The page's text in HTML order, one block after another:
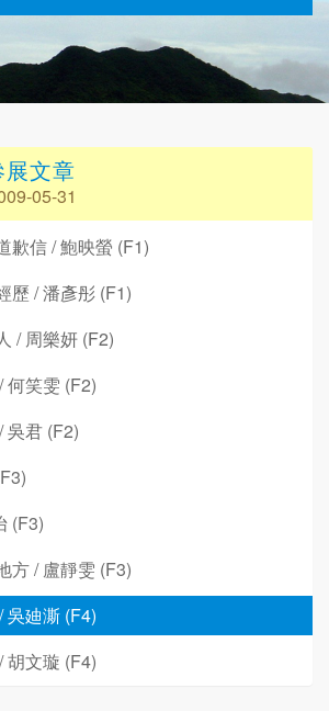
文章
05-31
歉信 / 鮑映螢 (F1)
歷 / 潘彥彤 (F1)
/ 周樂妍 (F2)
何笑雯 (F2)
吳君 (F2)
(F3)
方 / 盧靜雯 (F3)
吳廸澌 (F4)
胡文璇 (F4)